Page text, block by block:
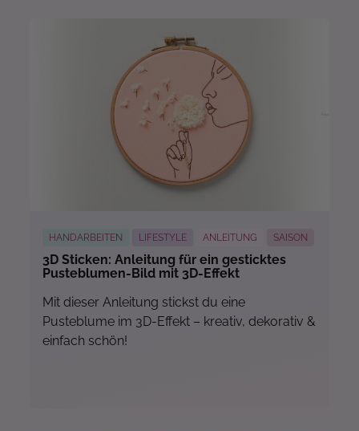
Mehr...
HANDARBEITEN LIFESTYLE ANLEITUNG SAISON
3D Sticken: Anleitung für ein gesticktes
Pusteblumen-Bild mit 3D-Effekt
Mit dieser Anleitung stickst du eine
Pusteblume im 3D-Effekt – kreativ, dekorativ &
einfach schön!